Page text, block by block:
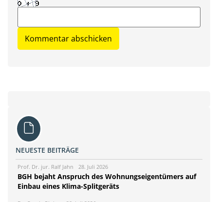
NEUESTE BEITRÄGE
Prof. Dr. jur. Ralf Jahn 28. Juli 2026
BGH bejaht Anspruch des Wohnungseigentümers auf
Einbau eines Klima-Splitgeräts